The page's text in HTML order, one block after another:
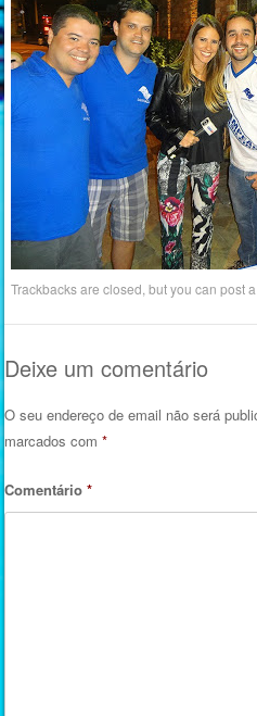
Trackbacks are closed, but you canpost
Deixe um comentário
O seu endereço de email não será
marcados com*
Comentário*